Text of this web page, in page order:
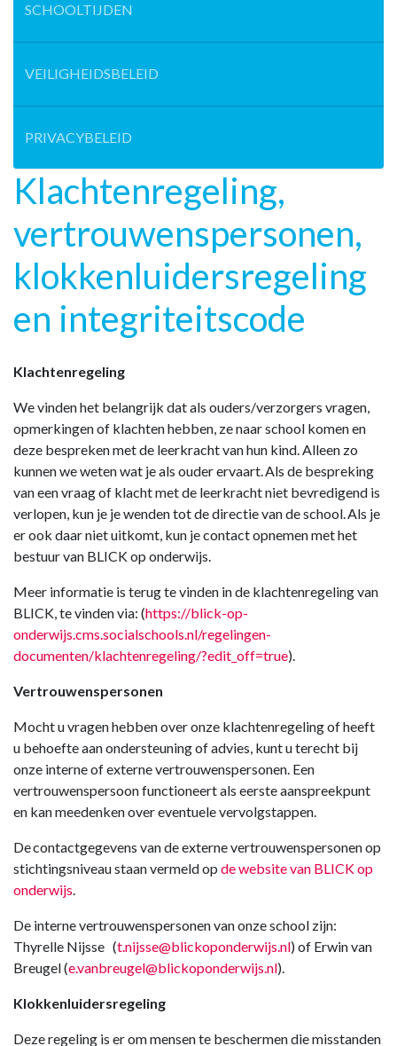
SCHOOLTIJDEN
VEILIGHEIDSBELEID
PRIVACYBELEID
Klachtenregeling,
vertrouwenspersonen,
klokkenluidersregeling
en integriteitscode
Klachtenregeling
We vinden het belangrijk dat als ouders/verzorgers vragen,
opmerkingen of klachten hebben, ze naar school komen en
deze bespreken met de leerkracht van hun kind. Alleen zo
kunnen we weten wat je als ouder ervaart. Als de bespreking
van een vraag of klacht met de leerkracht niet bevredigend is
verlopen, kun je je wenden tot de directie van de school. Als je
er ook daar niet uitkomt, kun je contact opnemen met het
bestuur van BLICK op onderwijs.
Meer informatie is terug te vinden in de klachtenregeling van
BLICK, te vinden via: (https://blick-op-
onderwijs.cms.socialschools.nl/regelingen-
documenten/klachtenregeling/?edit_off=true).
Vertrouwenspersonen
Mocht u vragen hebben over onze klachtenregeling of heeft
u behoefte aan ondersteuning of advies, kunt u terecht bij
onze interne of externe vertrouwenspersonen. Een
vertrouwenspersoon functioneert als eerste aanspreekpunt
en kan meedenken over eventuele vervolgstappen.
De contactgegevens van de externe vertrouwenspersonen op
stichtingsniveau staan vermeld op de website van BLICK op
onderwijs.
De interne vertrouwenspersonen van onze school zijn:
Thyrelle Nijsse (t.nijsse@blickoponderwijs.nl) of Erwin van
Breugel (e.vanbreugel@blickoponderwijs.nl).
Klokkenluidersregeling
Deze regeling is er om mensen te beschermen die misstanden